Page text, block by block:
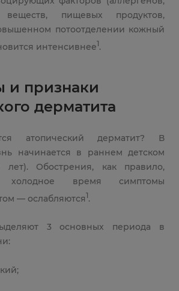
веществ, пищевых продуктов,
потоотделении кожный
интенсивнее1 .
и признаки
дерматита
атопический дерматит? В
начинается в раннем детском
лет). Обострения, как правило,
время симптомы
— ослабляются1.
3 основных периода в